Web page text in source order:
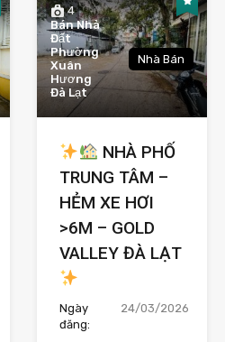
4
Bán Nhà
Đất
Phường
Xuân
Hương
Đà Lạt
Nhà Bán
NHÀ PHỐ
TRUNG TÂM –
HẺM XE HƠI
>6M – GOLD
VALLEY ĐÀ LẠT
Ngày
đăng:
24/03/2026